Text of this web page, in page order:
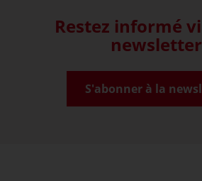
Restez informé
S'abonner à la